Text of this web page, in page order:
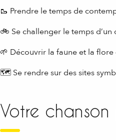
🥾 Prendre le temps de
🚲 Se challenger le temps d’un
🌱 Découvrir la faune et la
🗺 Se rendre sur des sites
Votre chanson